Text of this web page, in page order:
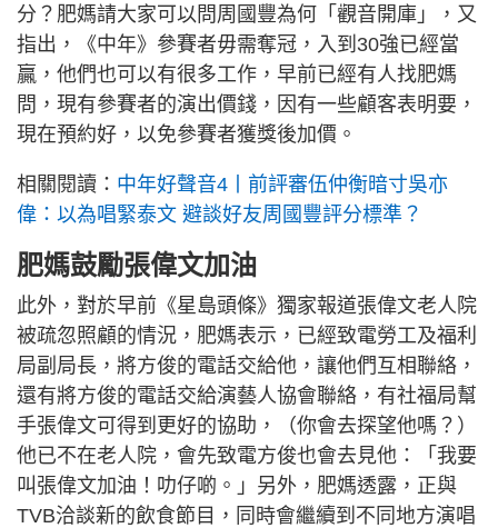
分？肥媽請大家可以問周國豐為何「觀音開庫」，又
指出，《中年》參賽者毋需奪冠，入到30強已經當
贏，他們也可以有很多工作，早前已經有人找肥媽
問，現有參賽者的演出價錢，因有一些顧客表明要，
現在預約好，以免參賽者獲獎後加價。
相關閱讀： 中年好聲音4丨前評審伍仲衡暗寸吳亦
偉：以為唱緊泰文 避談好友周國豐評分標準？
肥媽鼓勵張偉文加油
此外，對於早前《星島頭條》獨家報道張偉文老人院
被疏忽照顧的情況，肥媽表示，已經致電勞工及福利
局副局長，將方俊的電話交給他，讓他們互相聯絡，
還有將方俊的電話交給演藝人協會聯絡，有社福局幫
手張偉文可得到更好的協助，（你會去探望他嗎？）
他已不在老人院，會先致電方俊也會去見他：「我要
叫張偉文加油！叻仔啲。」另外，肥媽透露，正與
TVB洽談新的飲食節目，同時會繼續到不同地方演唱